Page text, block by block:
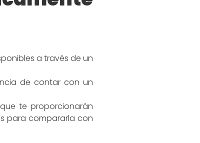
a través de un
de contar con un
te proporcionarán
para compararla con